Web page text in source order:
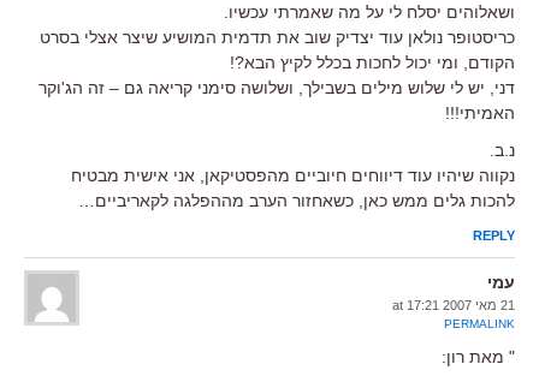
ושאלוהים יסלח לי על מה שאמרתי עכשיו.
כריסטופר נולאן עוד יצדיק שוב את תדמית המושיע שיצר אצלי בסרט
הקודם, ומי יכול לחכות בכלל לקיץ הבא?!
דני, יש לי שלוש מילים בשבילך, ושלושה סימני קריאה גם – זה הג'וקר
האמיתי!!!
נ.ב.
נקווה שיהיו עוד דיווחים חיוביים מהפסטיקאן, אני אישית מבטיח
להכות גלים ממש כאן, כשאחזור הערב מההפלגה לקאריביים…
REPLY
עמי
21 מאי 2007 at 17:21
PERMALINK
" מאת רון: